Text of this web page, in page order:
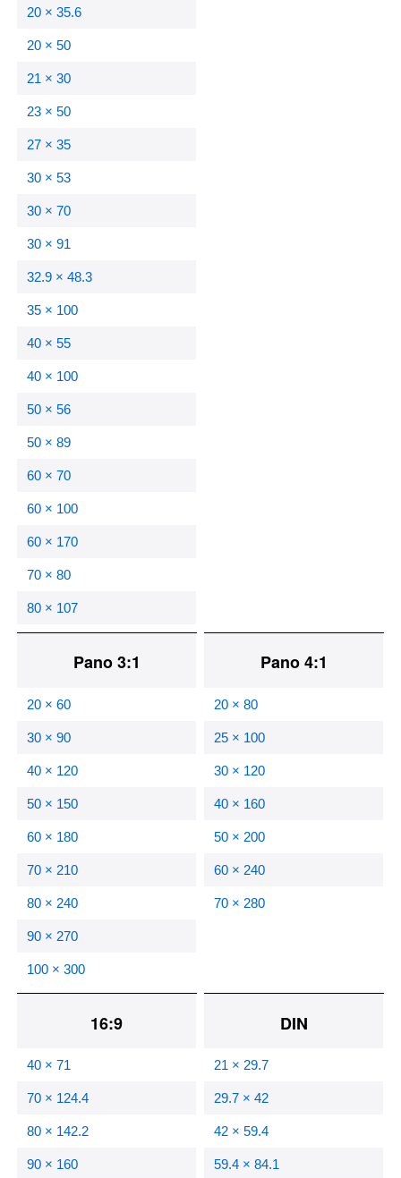
20 × 35.6
20 × 50
21 × 30
23 × 50
27 × 35
30 × 53
30 × 70
30 × 91
32.9 × 48.3
35 × 100
40 × 55
40 × 100
50 × 56
50 × 89
60 × 70
60 × 100
60 × 170
70 × 80
80 × 107
Pano 3:1
20 × 60
30 × 90
40 × 120
50 × 150
60 × 180
70 × 210
80 × 240
90 × 270
100 × 300
Pano 4:1
20 × 80
25 × 100
30 × 120
40 × 160
50 × 200
60 × 240
70 × 280
16:9
40 × 71
70 × 124.4
80 × 142.2
90 × 160
DIN
21 × 29.7
29.7 × 42
42 × 59.4
59.4 × 84.1